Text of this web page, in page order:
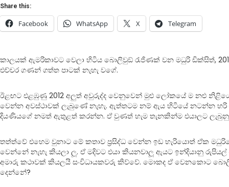
Share this:
Facebook WhatsApp X Telegram
කාලයක් ඇමරිකාවට වෙලා හිටිය බොලිවුඞ් රැජිණක් වන මධුරි ඩික්සිත්,
එච්චර ගණන් ගත්ත පාටක් නැහැ වගේ.
ඊළඟට එළඹුණු 2012 අලුත් අවුරුද්ද වෙනුවෙන් මුළු ලෝකයේ ම නළු
වෙන්න අවස්ථාවක් ලැබුණේ නැහැ. ඇත්තටම නම් ඇය හිටියේ නටන්න
දියණියගේ නමත් ඇතුළත් කරන්න. ඒ වුණත් හැම තැනකින්ම එයාලට
තත්ත්වේ එහෙම වුනාට මේ කතාව ප‍්‍රසිද්ධ වෙන්න ඉඩ හැරියොත් ඒක
වෙන්නේ නැහැ කියලා ලූ. ඒ මදිවට එයා කියනවාලූ ඇයට ඉන්දියානු
අමාරු කථාවක් කියලයි සංවිධායකවරු කිව්වේ. මොකද ඒ වෙනකොට
දෙන්නේ?